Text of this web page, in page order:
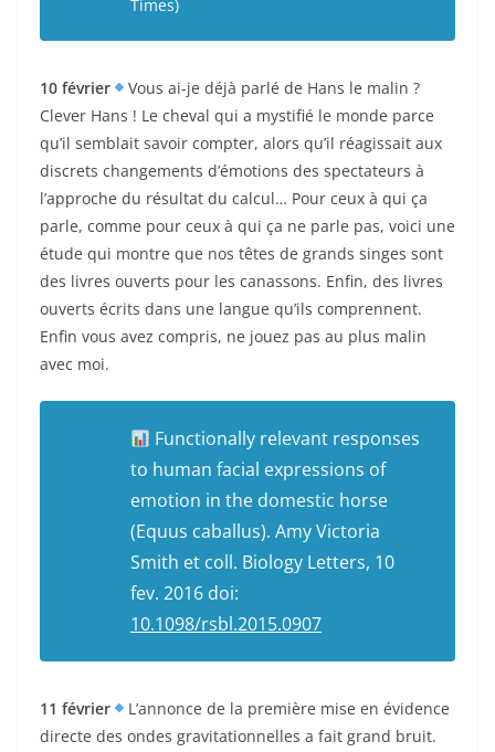
Times)
10 février
Vous ai-je déjà parlé de Hans le malin ?
Clever Hans ! Le cheval qui a mystifié le monde parce
qu’il semblait savoir compter, alors qu’il réagissait aux
discrets changements d’émotions des spectateurs à
l’approche du résultat du calcul… Pour ceux à qui ça
parle, comme pour ceux à qui ça ne parle pas, voici une
étude qui montre que nos têtes de grands singes sont
des livres ouverts pour les canassons. Enfin, des livres
ouverts écrits dans une langue qu’ils comprennent.
Enfin vous avez compris, ne jouez pas au plus malin
avec moi.
Functionally relevant responses
to human facial expressions of
emotion in the domestic horse
(Equus caballus). Amy Victoria
Smith et coll. Biology Letters, 10
fev. 2016 doi:
10.1098/rsbl.2015.0907
11 février
L’annonce de la première mise en évidence
directe des ondes gravitationnelles a fait grand bruit.